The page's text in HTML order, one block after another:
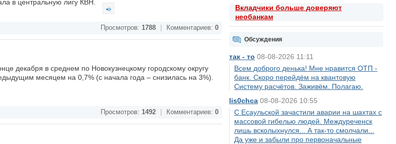
Вкладчики больше доверяют
необанкам
Обсуждения
так - то 08-08-2026 11:11
Всем доброго денька! Мне нравится ОТП -
банк. Скоро перейдём на квантовую
Систему расчётов. Заживём. Полагаю.
lis0chca 08-08-2026 10:55
С Есаульской зачастили аварии на шахтах с
массовой гибелью людей. Междуреченск
лишь всколыхнулся... А так-то смолчали...
Да уже и забыли про первоначальные
в центральную лигу КВН.
Просмотров: 1788 Комментариев: 0
декабря в среднем по Новокузнецкому городскому округу
месяцем на 0,7% (с начала года – снизилась на 3%).
Просмотров: 1492 Комментариев: 0